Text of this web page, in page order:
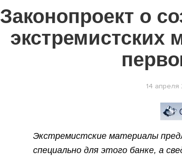
Законопроект о
экстремистских
14 апреля
Экстремистские материалы
специально для этого банке, а